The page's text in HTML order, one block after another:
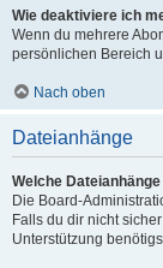
Wie deaktiviere ich
Wenn du mehrere
persönlichen Bereich
Nach oben
Dateianhänge
Welche
Die Board-
Falls du dir nicht
Unterstützung